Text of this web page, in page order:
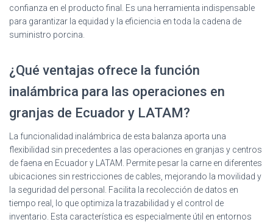
confianza en el producto final. Es una herramienta indispensable
para garantizar la equidad y la eficiencia en toda la cadena de
suministro porcina.
¿Qué ventajas ofrece la función
inalámbrica para las operaciones en
granjas de Ecuador y LATAM?
La funcionalidad inalámbrica de esta balanza aporta una
flexibilidad sin precedentes a las operaciones en granjas y centros
de faena en Ecuador y LATAM. Permite pesar la carne en diferentes
ubicaciones sin restricciones de cables, mejorando la movilidad y
la seguridad del personal. Facilita la recolección de datos en
tiempo real, lo que optimiza la trazabilidad y el control de
inventario. Esta característica es especialmente útil en entornos